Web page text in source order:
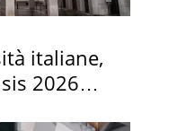
italiane,
2026